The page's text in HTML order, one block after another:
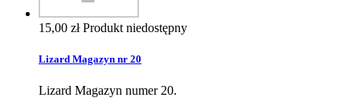
15,00 złProdukt niedostępny
Lizard Magazyn nr 20
Lizard Magazyn numer 20.